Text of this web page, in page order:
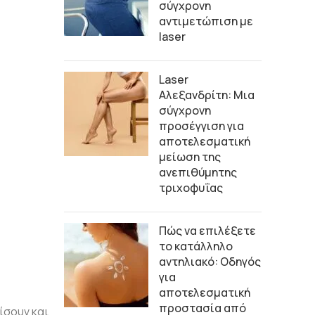
και
σύγχρονη
αντιμετώπιση με
laser
Laser
Αλεξανδρίτη: Μια
σύγχρονη
προσέγγιση για
αποτελεσματική
μείωση της
ανεπιθύμητης
τριχοφυΐας
Πώς να επιλέξετε
το κατάλληλο
αντηλιακό: Οδηγός
για
αποτελεσματική
προστασία από